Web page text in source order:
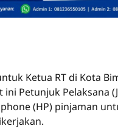
Ketua RT di Kota
Petunjuk Pelaksana
(HP) pinjaman